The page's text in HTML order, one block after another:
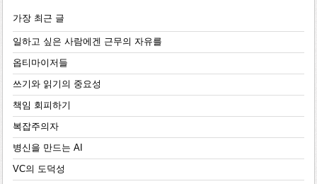
가장 최근 글
일하고 싶은 사람에겐 근무의 자유를
옵티마이저들
쓰기와 읽기의 중요성
책임 회피하기
복잡주의자
병신을 만드는 AI
VC의 도덕성